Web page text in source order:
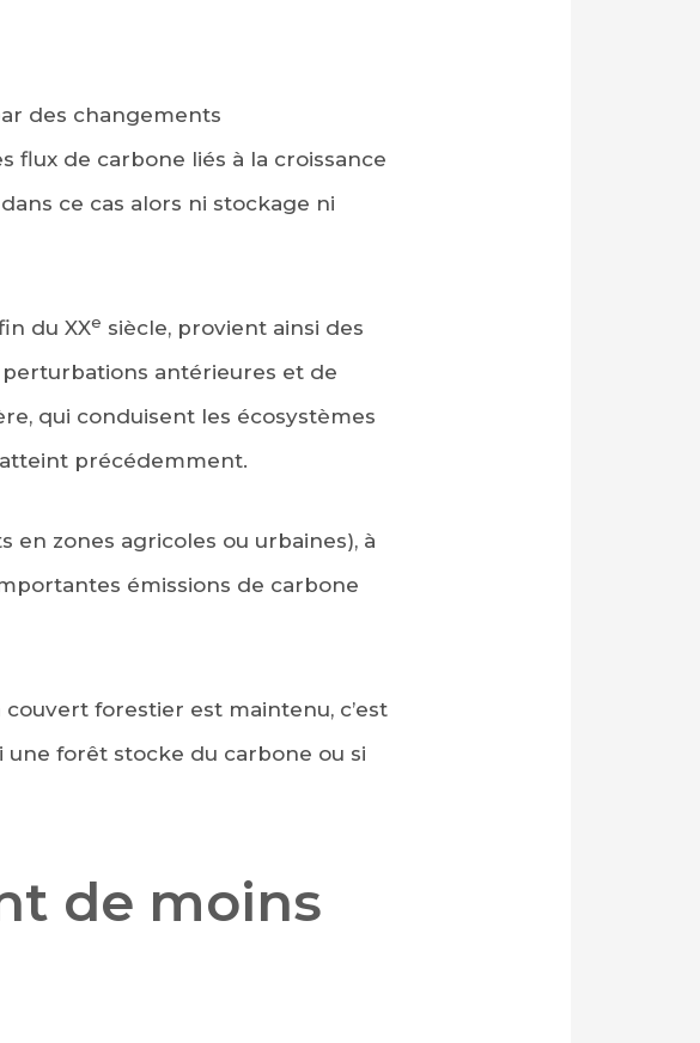
des changements
flux de carbone liés à la croissance
ce cas alors ni stockage ni
du XXe siècle, provient ainsi des
antérieures et de
qui conduisent les écosystèmes
précédemment.
en zones agricoles ou urbaines), à
émissions de carbone
forestier est maintenu, c’est
forêt stocke du carbone ou si
de moins